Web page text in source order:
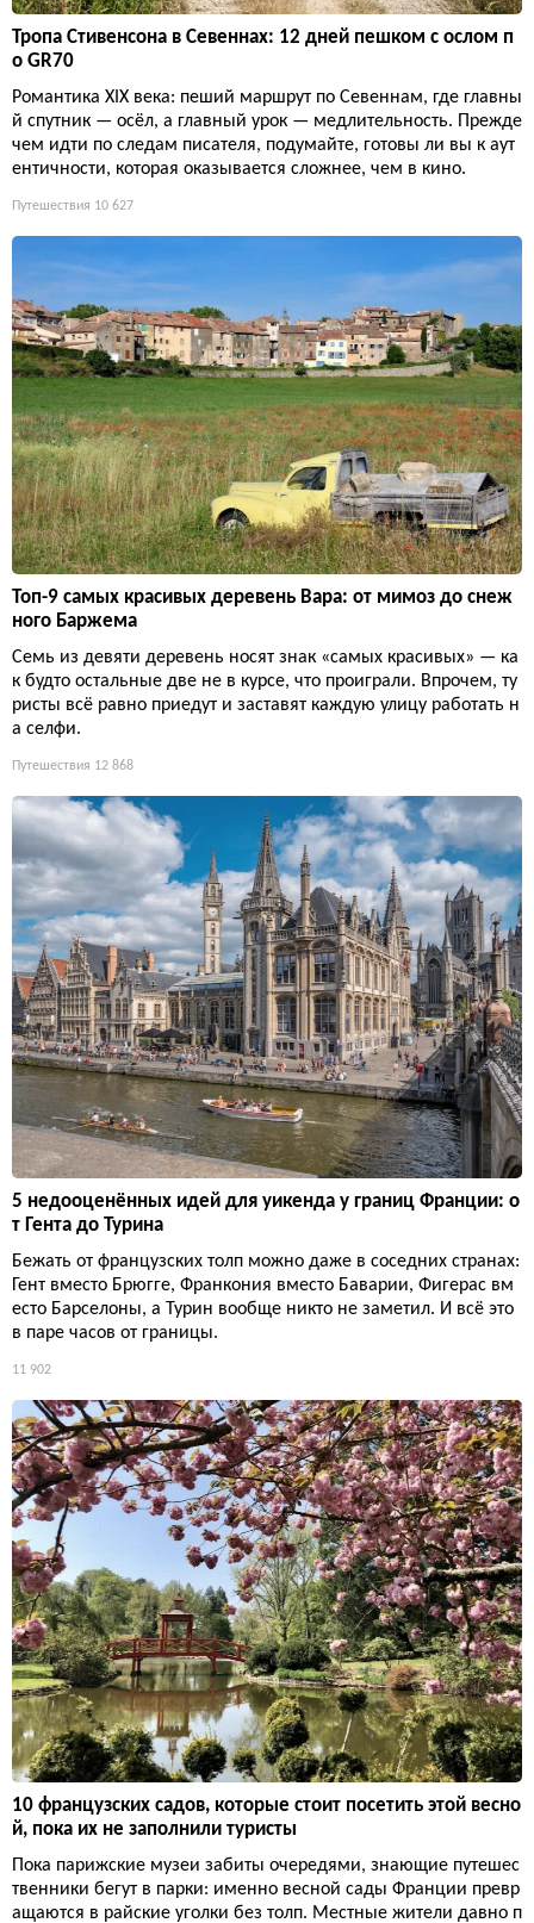
Тропа Стивенсона в Севеннах: 12 дней пешком с ослом п
о GR70
Романтика XIX века: пеший маршрут по Севеннам, где главны
й спутник — осёл, а главный урок — медлительность. Прежде
чем идти по следам писателя, подумайте, готовы ли вы к аут
ентичности, которая оказывается сложнее, чем в кино.
Путешествия 10 627
Топ-9 самых красивых деревень Вара: от мимоз до снеж
ного Баржема
Семь из девяти деревень носят знак «самых красивых» — ка
к будто остальные две не в курсе, что проиграли. Впрочем, ту
ристы всё равно приедут и заставят каждую улицу работать н
а селфи.
Путешествия 12 868
5 недооценённых идей для уикенда у границ Франции: о
т Гента до Турина
Бежать от французских толп можно даже в соседних странах:
Гент вместо Брюгге, Франкония вместо Баварии, Фигерас вм
есто Барселоны, а Турин вообще никто не заметил. И всё это
в паре часов от границы.
11 902
10 французских садов, которые стоит посетить этой весно
й, пока их не заполнили туристы
Пока парижские музеи забиты очередями, знающие путешес
твенники бегут в парки: именно весной сады Франции превр
ащаются в райские уголки без толп. Местные жители давно п